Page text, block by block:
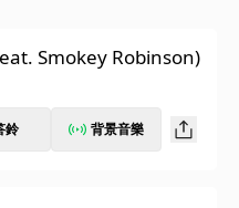
Smokey Robinson)
鈴 背景音樂